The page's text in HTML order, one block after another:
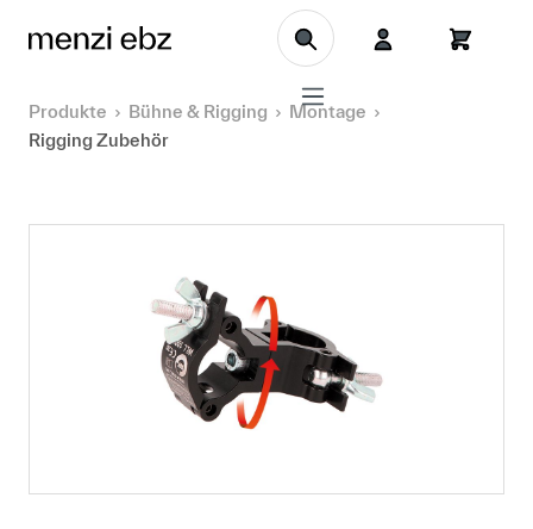
Zum Hauptinhalt springen
Produkte Bühne & Rigging
Montage
Rigging Zubehör